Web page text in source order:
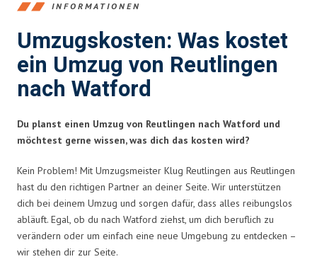
INFORMATIONEN
Umzugskosten: Was kostet
ein Umzug von Reutlingen
nach Watford
Du planst einen Umzug von Reutlingen nach Watford und
möchtest gerne wissen, was dich das kosten wird?
Kein Problem! Mit Umzugsmeister Klug Reutlingen aus Reutlingen
hast du den richtigen Partner an deiner Seite. Wir unterstützen
dich bei deinem Umzug und sorgen dafür, dass alles reibungslos
abläuft. Egal, ob du nach Watford ziehst, um dich beruflich zu
verändern oder um einfach eine neue Umgebung zu entdecken –
wir stehen dir zur Seite.